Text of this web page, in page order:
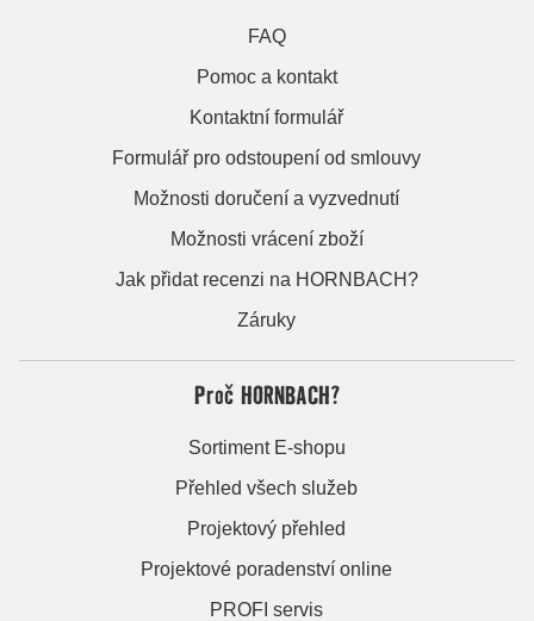
FAQ
Pomoc a kontakt
Kontaktní formulář
Formulář pro odstoupení od smlouvy
Možnosti doručení a vyzvednutí
Možnosti vrácení zboží
Jak přidat recenzi na HORNBACH?
Záruky
Proč HORNBACH?
Sortiment E-shopu
Přehled všech služeb
Projektový přehled
Projektové poradenství online
PROFI servis